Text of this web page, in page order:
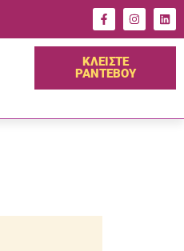
ΚΛΕΙΣΤΕ
ΡΑΝΤΕΒΟΥ